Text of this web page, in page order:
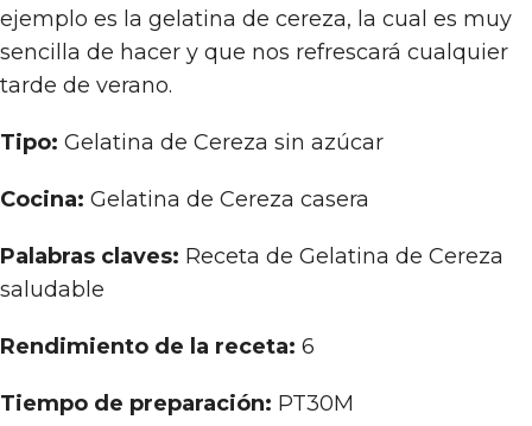
ejemplo es la gelatina de cereza, la cual es muy
sencilla de hacer y que nos refrescará cualquier
tarde de verano.
Tipo: Gelatina de Cereza sin azúcar
Cocina: Gelatina de Cereza casera
Palabras claves: Receta de Gelatina de Cereza
saludable
Rendimiento de la receta: 6
Tiempo de preparación: PT30M